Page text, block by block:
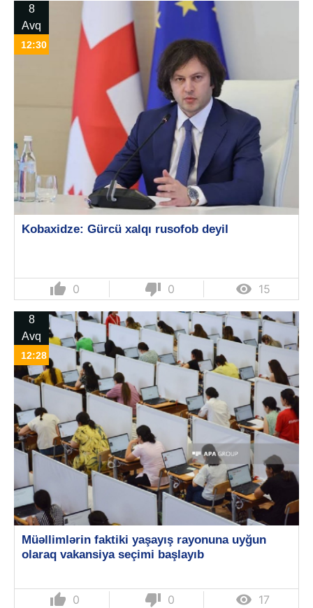
8
Avq
12:30
Kobaxidze: Gürcü xalqı rusofob deyil
thumb_up 0 thumb_down 0  15
8
Avq
12:28
Müəllimlərin faktiki yaşayış rayonuna uyğun
olaraq vakansiya seçimi başlayıb
thumb_up 0 thumb_down 0  17